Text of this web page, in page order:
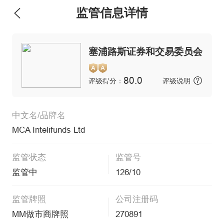
监管信息详情
塞浦路斯证券和交易委员会
评级得分： 80.0 评级说明
中文名/品牌名
MCA Intelifunds Ltd
监管状态
监管中
监管号
126/10
监管牌照
MM做市商牌照
公司注册码
270891